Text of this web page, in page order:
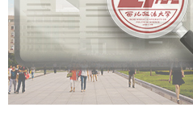
余人参加会议。 （供稿：政治与
审核：李小巍）
饱满的热情投身教学科研和法治
政法学院（纪检监察学院） 撰稿
师，要立足国家重大战略和地方
促进学术研究提质增效；要善于
不断增强育人实效；要严守学术
主动融入学校发展大局，以优异
学校高质量发展贡献更大力量。